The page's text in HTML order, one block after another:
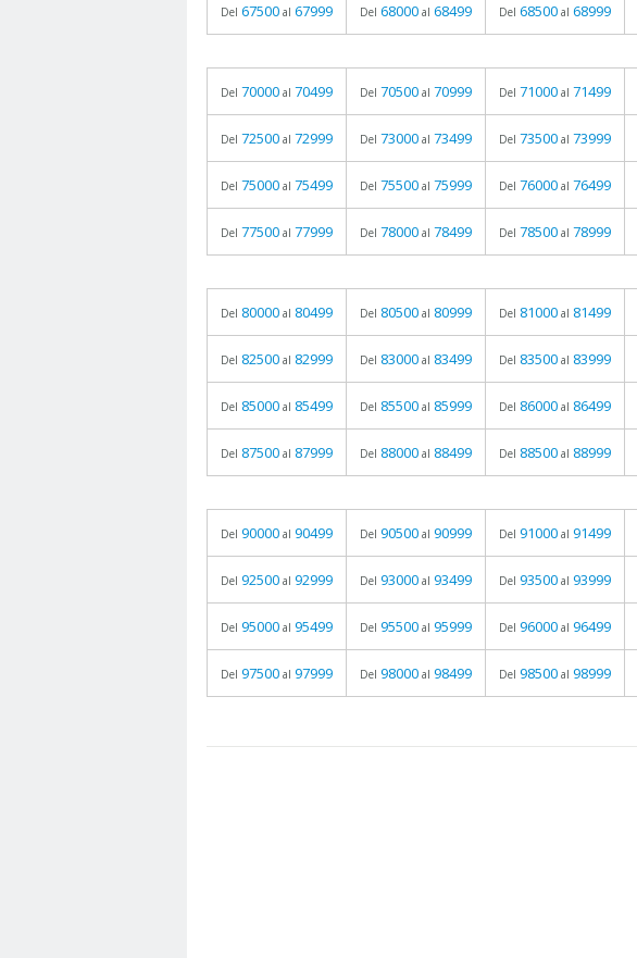
Del 67500 al 67999 Del 68000 al 68499 Del 68500 al 68999
Del 70000 al 70499 Del 70500 al 70999 Del 71000 al 71499
Del 72500 al 72999 Del 73000 al 73499 Del 73500 al 73999
Del 75000 al 75499 Del 75500 al 75999 Del 76000 al 76499
Del 77500 al 77999 Del 78000 al 78499 Del 78500 al 78999
Del 80000 al 80499 Del 80500 al 80999 Del 81000 al 81499
Del 82500 al 82999 Del 83000 al 83499 Del 83500 al 83999
Del 85000 al 85499 Del 85500 al 85999 Del 86000 al 86499
Del 87500 al 87999 Del 88000 al 88499 Del 88500 al 88999
Del 90000 al 90499 Del 90500 al 90999 Del 91000 al 91499
Del 92500 al 92999 Del 93000 al 93499 Del 93500 al 93999
Del 95000 al 95499 Del 95500 al 95999 Del 96000 al 96499
Del 97500 al 97999 Del 98000 al 98499 Del 98500 al 98999